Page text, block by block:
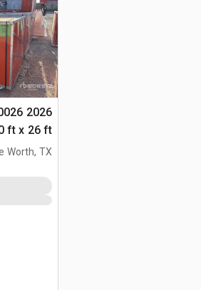
التخزين (Unused)
Worth, TX